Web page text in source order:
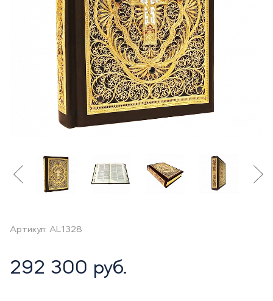
Артикул: AL1328
292 300 руб.